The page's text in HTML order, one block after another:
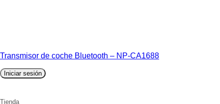
Transmisor de coche Bluetooth – NP-CA1688
Iniciar sesión
Tienda